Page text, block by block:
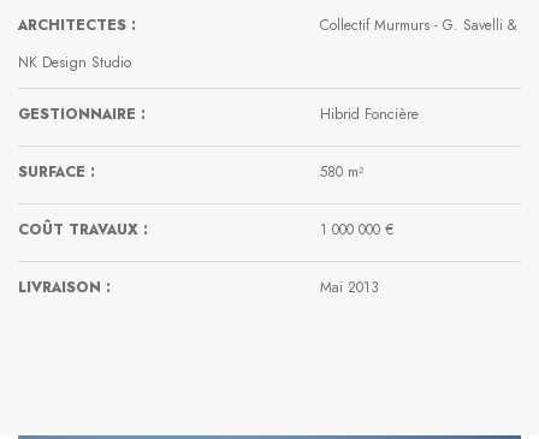
ARCHITECTES :
Collectif Murmurs - G. Savelli &
NK Design Studio
GESTIONNAIRE : Hibrid Foncière
SURFACE : 580 m²
COÛT TRAVAUX : 1 000 000 €
LIVRAISON : Mai 2013